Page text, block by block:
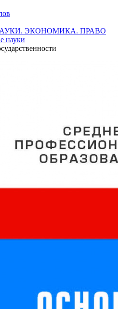
ЭКОНОМИКА. ПРАВО
науки